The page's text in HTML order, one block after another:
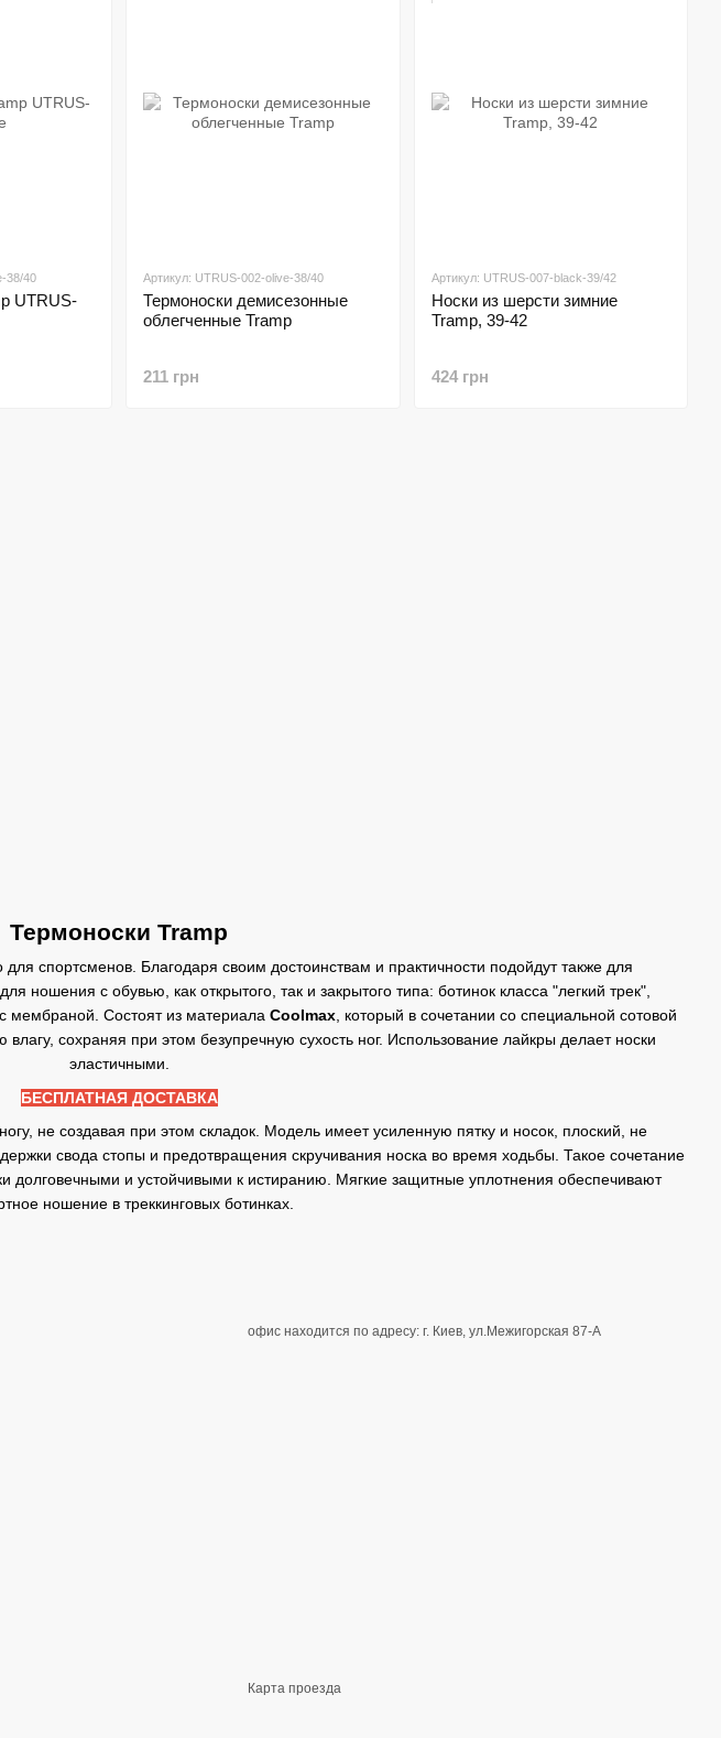
Термоноски Tramp
спортсменов. Благодаря своим достоинствам и практичности подойдут также для
ношения с обувью, как открытого, так и закрытого типа: ботинок класса "легкий трек",
мембраной. Состоят из материала Сoolmax , который в сочетании со специальной сотовой
сохраняя при этом безупречную сухость ног. Использование лайкры делает носки
эластичными.
БЕСПЛАТНАЯ ДОСТАВКА
не создавая при этом складок. Модель имеет усиленную пятку и носок, плоский, не
свода стопы и предотвращения скручивания носка во время ходьбы. Такое сочетание
долговечными и устойчивыми к истиранию. Мягкие защитные уплотнения обеспечивают
ношение в треккинговых ботинках.
38/40
UTRUS-
Артикул: UTRUS-002-olive-38/40
Термоноски демисезонные
облегченные Tramp
211 грн
Артикул: UTRUS-007-black-39/42
Носки из шерсти зимние
Tramp, 39-42
424 грн
офис находится по адресу: г. Киев, ул.Межигорская 87-А
Карта проезда